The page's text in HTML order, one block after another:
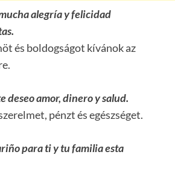
alegría y felicidad
és boldogságot kívánok az
deseo amor, dinero y salud.
pénzt és egészséget.
para ti y tu familia esta